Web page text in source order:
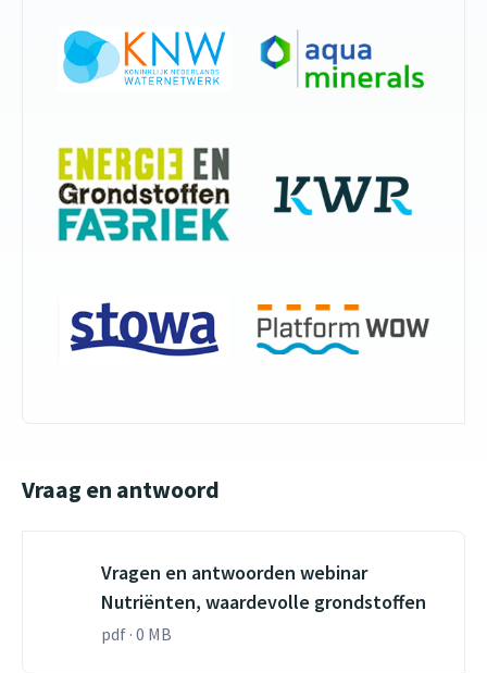
Vraag en antwoord
Vragen en antwoorden webinar
Nutriënten, waardevolle grondstoffen
pdf · 0 MB